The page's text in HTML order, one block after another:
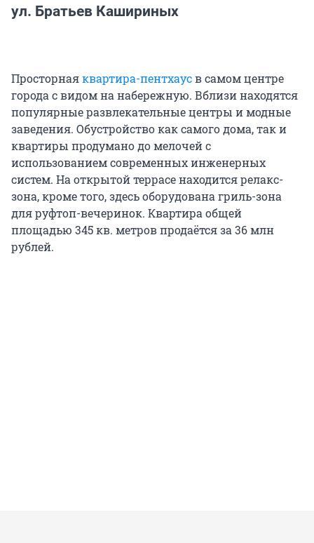
ул. Братьев Кашириных
Просторнаяквартира-пентхаусв самом центре
города с видом на набережную. Вблизи находятся
популярные развлекательные центры и модные
заведения. Обустройство как самого дома, так и
квартиры продумано до мелочей с
использованием современных инженерных
систем. На открытой террасе находится релакс-
зона, кроме того, здесь оборудована гриль-зона
для руфтоп-вечеринок. Квартира общей
площадью 345 кв. метров продаётся за 36 млн
рублей.